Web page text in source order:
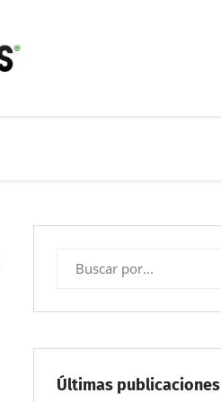
Últimas publicaciones